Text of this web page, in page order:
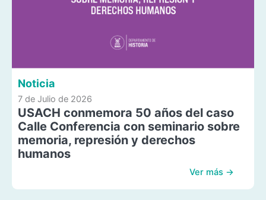
Noticia
7 de Julio de 2026
USACH conmemora 50 años del caso
Calle Conferencia con seminario sobre
memoria, represión y derechos
humanos
Ver más →